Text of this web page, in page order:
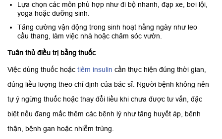
Lựa chọn các môn phù hợp như đi bộ nhanh, đạp xe, bơi lội,
yoga hoặc dưỡng sinh.
Tăng cường vận động trong sinh hoạt hằng ngày như leo
cầu thang, làm việc nhà hoặc chăm sóc vườn.
Tuân thủ điều trị bằng thuốc
Việc dùng thuốc hoặc tiêm insulin cần thực hiện đúng thời gian,
đúng liều lượng theo chỉ định của bác sĩ. Người bệnh không nên
tự ý ngừng thuốc hoặc thay đổi liều khi chưa được tư vấn, đặc
biệt nếu đang mắc thêm các bệnh lý như tăng huyết áp, bệnh
thận, bệnh gan hoặc nhiễm trùng.